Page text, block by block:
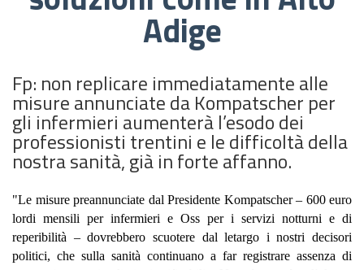
Adige
Fp: non replicare immediatamente alle
misure annunciate da Kompatscher per
gli infermieri aumenterà l’esodo dei
professionisti trentini e le difficoltà della
nostra sanità, già in forte affanno.
"Le misure preannunciate dal Presidente Kompatscher – 600 euro
lordi mensili per infermieri e Oss per i servizi notturni e di
reperibilità – dovrebbero scuotere dal letargo i nostri decisori
politici, che sulla sanità continuano a far registrare assenza di